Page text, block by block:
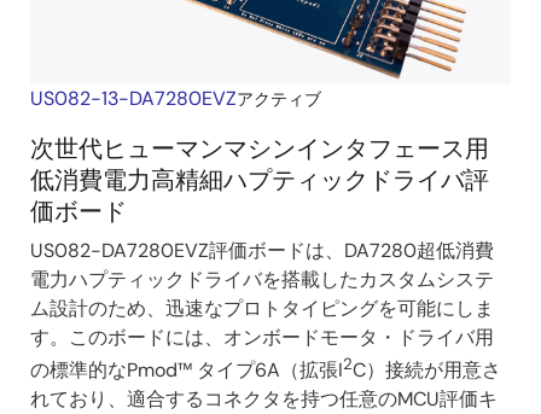
US082-13-DA7280EVZアクティブ
次世代ヒューマンマシンインタフェース用
低消費電力高精細ハプティックドライバ評
価ボード
US082-DA7280EVZ評価ボードは、DA7280超低消費
電力ハプティックドライバを搭載したカスタムシステ
ム設計のため、迅速なプロトタイピングを可能にしま
す。このボードには、オンボードモータ・ドライバ用
の標準的なPmod™ タイプ6A（拡張I2C）接続が用意さ
れており、適合するコネクタを持つ任意のMCU評価キ